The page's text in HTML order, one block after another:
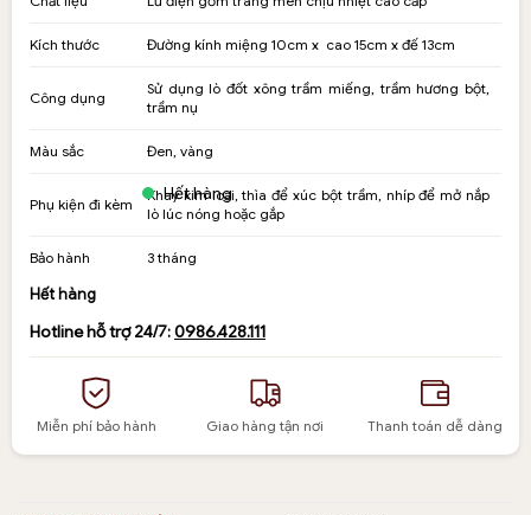
490,000₫.
là:
450,000₫.
Kích thước Đường kính miệng 10cm x cao 15cm x đế 13cm
Công dụng
Sử dụng lò đốt xông trầm miếng, trầm hương bột,
trầm nụ
Màu sắc Đen, vàng
Phụ kiện đi kèm
Khay kim loại, thìa để xúc bột trầm, nhíp để mở nắp
lò lúc nóng hoặc gắp
Bảo hành 3 tháng
Hết hàng
Hết hàng
Hotline hỗ trợ 24/7:0986.428.111
Miễn phí bảo hành Giao hàng tận nơi Thanh toán dễ dàng